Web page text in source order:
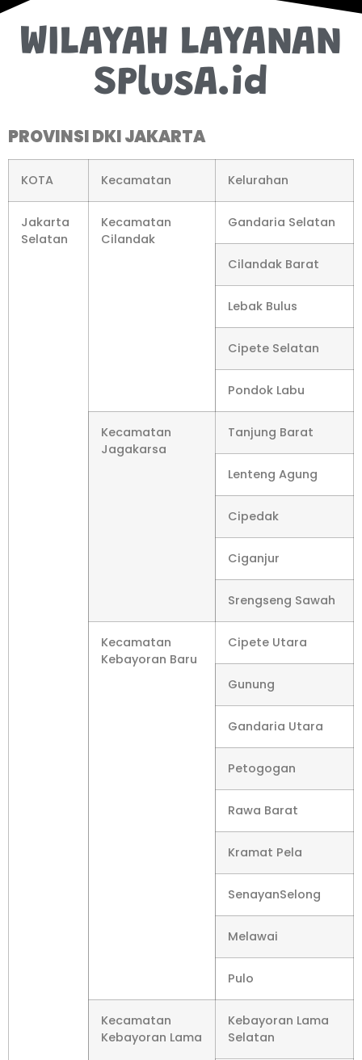
WILAYAH LAYANAN
SPlusA.id
PROVINSI DKI JAKARTA
KOTA Kecamatan Kelurahan
Jakarta
Selatan
Kecamatan
Cilandak
Gandaria Selatan
Cilandak Barat
Lebak Bulus
Cipete Selatan
Pondok Labu
Kecamatan
Jagakarsa
Tanjung Barat
Lenteng Agung
Cipedak
Ciganjur
Srengseng Sawah
Kecamatan
Kebayoran Baru
Cipete Utara
Gunung
Gandaria Utara
Petogogan
Rawa Barat
Kramat Pela
SenayanSelong
Melawai
Pulo
Kecamatan
Kebayoran Lama
Kebayoran Lama
Selatan